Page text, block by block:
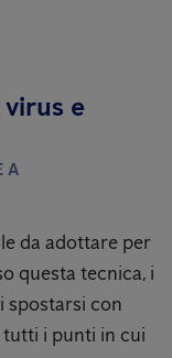
e
A
da adottare per
questa tecnica, i
spostarsi con
tutti i punti in cui